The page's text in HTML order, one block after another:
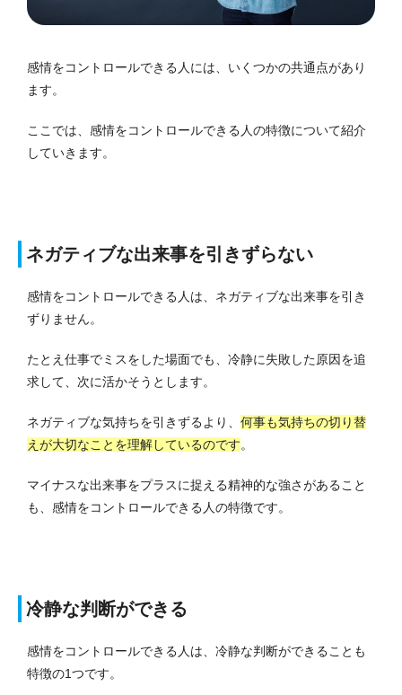
感情をコントロールできる人には、いくつかの共通点があり
ます。
ここでは、感情をコントロールできる人の特徴について紹介
していきます。
ネガティブな出来事を引きずらない
感情をコントロールできる人は、ネガティブな出来事を引き
ずりません。
たとえ仕事でミスをした場面でも、冷静に失敗した原因を追
求して、次に活かそうとします。
ネガティブな気持ちを引きずるより、 何事も気持ちの切り替
えが大切なことを理解しているのです。
マイナスな出来事をプラスに捉える精神的な強さがあること
も、感情をコントロールできる人の特徴です。
冷静な判断ができる
感情をコントロールできる人は、冷静な判断ができることも
特徴の1つです。